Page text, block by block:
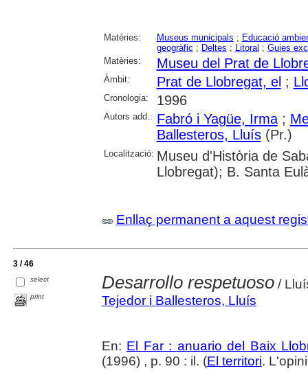
Matèries: Museus municipals ; Educació
geogràfic ; Deltes ; Litoral ; Guies
Matèries:
Museu del Prat de
Àmbit: Prat de Llobregat, el ;
Cronologia: 1996
Autors add.: Fabró i Yagüe, Irma;
Ballesteros, Lluís(Pr.)
Localització: Museu d'Història de
Llobregat); B. Santa
Enllaç permanent a aquest
3 / 46
select
print
Desarrollo respetuoso/
Tejedor i Ballesteros, Lluís
En: El Far : anuario del Baix
(1996) , p. 90 : il. (El territori.